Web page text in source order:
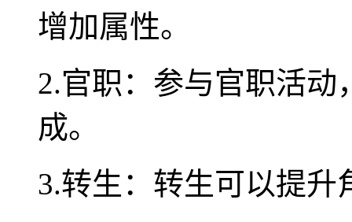
增加属性。
2.官职：参与官职活
成。
3.转生：转生可以提